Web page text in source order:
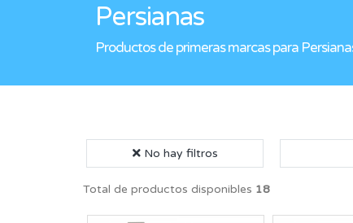
Persianas
Productos de primeras marcas para
No hay filtros
Total de productos disponibles 18